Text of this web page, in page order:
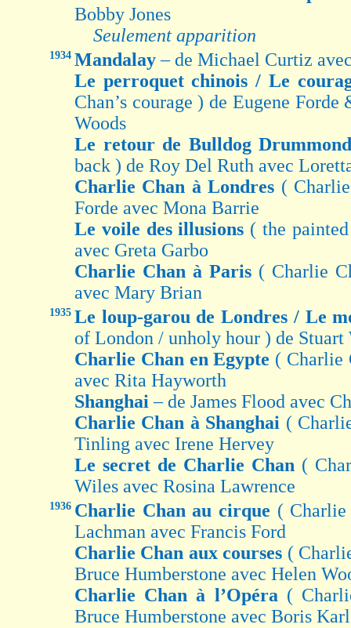
Bobby Jones
Seulement apparition
1934 Mandalay– de Michael Curtiz
Le perroquet chinois / Le
Chan’s courage ) de Eugene
Woods
Le retour de Bulldog
back ) de Roy Del Ruth avec
Charlie Chan à Londres (
Forde avec Mona Barrie
Le voile des illusions ( the
avec Greta Garbo
Charlie Chan à Paris ( Charlie
avec Mary Brian
1935 Le loup-garou de Londres / Le
of London / unholy hour ) de
Charlie Chan en Egypte ( Charlie
avec Rita Hayworth
Shanghai– de James Flood avec
Charlie Chan à Shanghai (
Tinling avec Irene Hervey
Le secret de Charlie Chan (
Wiles avec Rosina Lawrence
1936 Charlie Chan au cirque (
Lachman avec Francis Ford
Charlie Chan aux courses (
Bruce Humberstone avec Helen
Charlie Chan à l’Opéra (
Bruce Humberstone avec Boris